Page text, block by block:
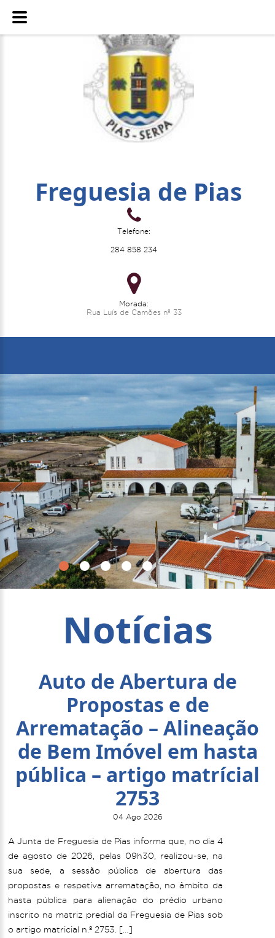
Freguesia de Pias
Telefone:
284 858 234
Morada:
Rua Luís de Camões nº 33
Notícias
Auto de Abertura de
Propostas e de
Arrematação – Alineação
de Bem Imóvel em hasta
pública – artigo matrícial
2753
04 Ago 2026
A Junta de Freguesia de Pias informa que, no dia 4
de agosto de 2026, pelas 09h30, realizou-se, na
sua sede, a sessão pública de abertura das
propostas e respetiva arrematação, no âmbito da
hasta pública para alienação do prédio urbano
inscrito na matriz predial da Freguesia de Pias sob
o artigo matricial n.º 2753. […]